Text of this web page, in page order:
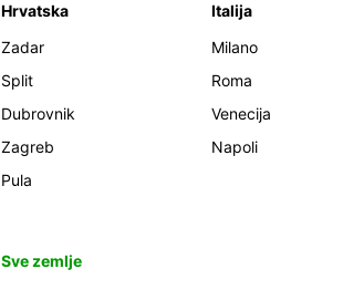
Hrvatska
Zadar
Split
Dubrovnik
Zagreb
Pula
Italija
Milano
Roma
Venecija
Napoli
Sve zemlje